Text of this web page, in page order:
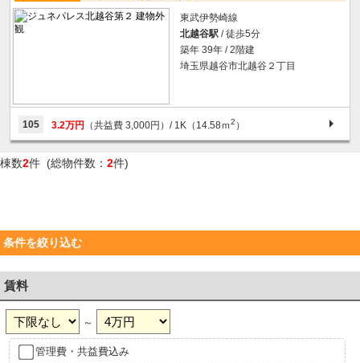
東武伊勢崎線
北越谷駅 / 徒歩5分
築年 39年 / 2階建
埼玉県越谷市北越谷２丁目
105 3.2万円 （共益費 3,000円）/ 1K（14.58ｍ2 ）
棟数2件 (総物件数： 2件)
条件を絞り込む
賃料
～
管理費・共益費込み